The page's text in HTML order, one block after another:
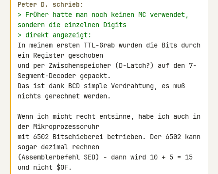
Peter D. schrieb:
> Früher hatte man noch keinen MC verwendet,
sondern die einzelnen Digits
> direkt angezeigt:
In meinem ersten TTL-Grab wurden die Bits durch
ein Register geschoben
und per Zwischenspeicher (D-Latch?) auf den 7-
Segment-Decoder gepackt.
Das ist dank BCD simple Verdrahtung, es muß
nichts gerechnet werden.
Wenn ich micht recht entsinne, habe ich auch in
der Mikroprozessoruhr
mit 6502 Bitschieberei betrieben. Der 6502 kann
sogar dezimal rechnen
(Assemblerbefehl SED) - dann wird 10 + 5 = 15
und nicht $0F.